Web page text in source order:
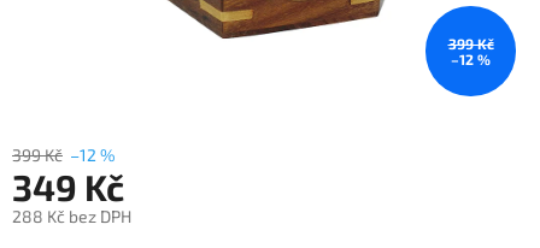
399 Kč
–12 %
399 Kč –12 %
349 Kč
288 Kč bez DPH